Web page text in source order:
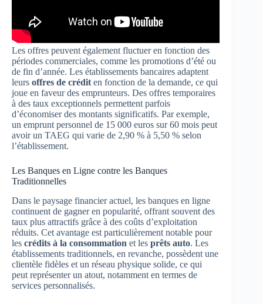
Les offres peuvent également fluctuer en fonction des
périodes commerciales, comme les promotions d’été ou
de fin d’année. Les établissements bancaires adaptent
leurs offres de créditen fonction de la demande, ce qui
joue en faveur des emprunteurs. Des offres temporaires
à des taux exceptionnels permettent parfois
d’économiser des montants significatifs. Par exemple,
un emprunt personnel de 15 000 euros sur 60 mois peut
avoir un TAEG qui varie de 2,90 % à 5,50 % selon
l’établissement.
Les Banques en Ligne contre les Banques
Traditionnelles
Dans le paysage financier actuel, les banques en ligne
continuent de gagner en popularité, offrant souvent des
taux plus attractifs grâce à des coûts d’exploitation
réduits. Cet avantage est particulièrement notable pour
les crédits à la consommation et les prêts auto. Les
établissements traditionnels, en revanche, possèdent une
clientèle fidèles et un réseau physique solide, ce qui
peut représenter un atout, notamment en termes de
services personnalisés.